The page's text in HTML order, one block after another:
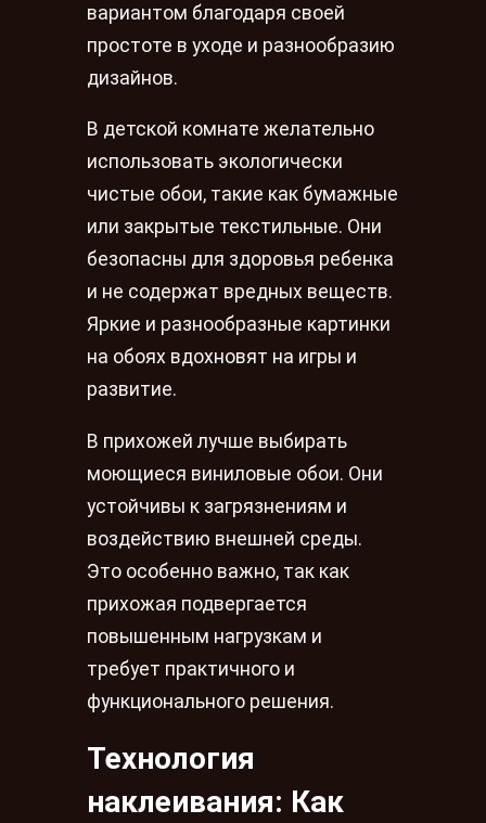
вариантом благодаря своей
простоте в уходе и разнообразию
дизайнов.
В детской комнате желательно
использовать экологически
чистые обои, такие как бумажные
или закрытые текстильные. Они
безопасны для здоровья ребенка
и не содержат вредных веществ.
Яркие и разнообразные картинки
на обоях вдохновят на игры и
развитие.
В прихожей лучше выбирать
моющиеся виниловые обои. Они
устойчивы к загрязнениям и
воздействию внешней среды.
Это особенно важно, так как
прихожая подвергается
повышенным нагрузкам и
требует практичного и
функционального решения.
Технология
наклеивания: Как